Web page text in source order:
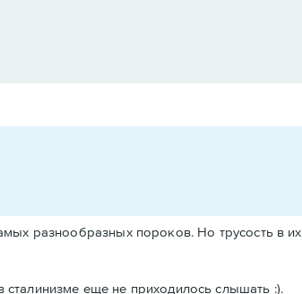
разнообразных пороков. Но трусость в
еще не приходилось слышать :).